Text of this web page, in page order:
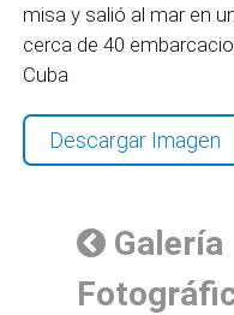
misa y salió al mar en
cerca de 40
Cuba
Descargar Imagen
Galería